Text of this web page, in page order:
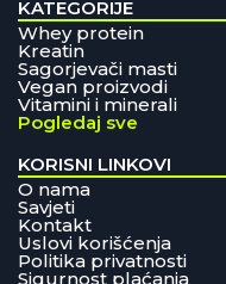
KATEGORIJE
Whey protein
Kreatin
Sagorjevači masti
Vegan proizvodi
Vitamini i minerali
Pogledaj sve
KORISNI LINKOVI
O nama
Savjeti
Kontakt
Uslovi korišćenja
Politika privatnosti
Sigurnost plaćanja